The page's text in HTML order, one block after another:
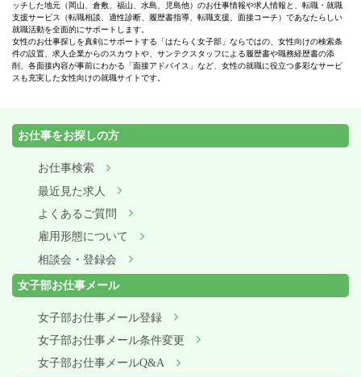
ッチした地元（岡山、倉敷、福山、水島、児島他）のお仕事情報や求人情報と、転職・就職
支援サービス（転職相談、適性診断、履歴書指導、転職支援、面接コーチ）であなたらしい
就職活動を全面的にサポートします。
女性のお仕事探しを真剣にサポートする「はたらく女子部」ならではの、女性向けの検索条
件の設置、求人企業からのスカウトや、サンテクスタッフによる履歴書や職務経歴書の添
削、各面接内容が事前にわかる「面接アドバイス」など、女性の就職に役立つ多彩なサービ
スも充実した女性向けの就職サイトです。
お仕事をお探しの方
お仕事検索
最近見た求人
よくあるご質問
雇用形態について
相談会・登録会
女子部お仕事メール
女子部お仕事メール登録
女子部お仕事メール条件変更
女子部お仕事メールQ&A